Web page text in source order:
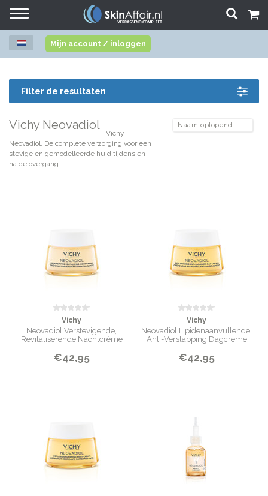
Toggle
Mijn account / inloggen
Filter de resultaten
Vichy Neovadiol
Vichy
Neovadiol. De complete verzorging voor een
stevige en gemodelleerde huid tijdens en
na de overgang.
Vichy
Neovadiol Verstevigende,
Revitaliserende Nachtcrème
€42,95
Vichy
Neovadiol Lipidenaanvullende,
Anti-Verslapping Dagcrème
€42,95